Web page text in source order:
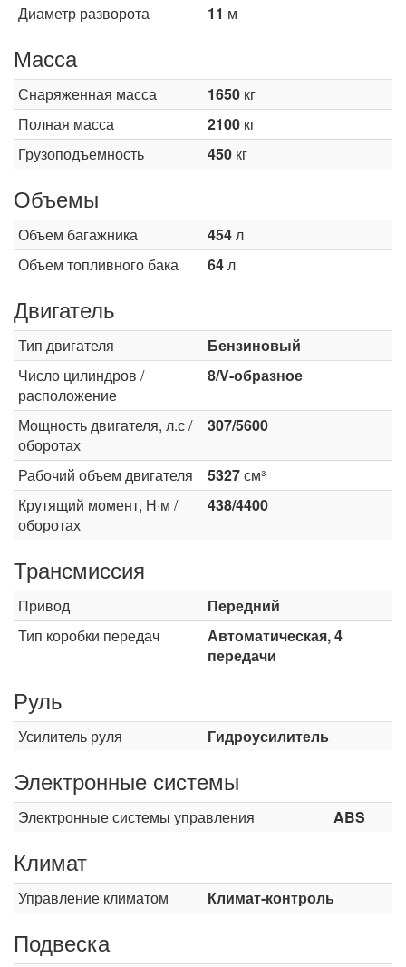
Диаметр разворота
11 м
Масса
Снаряженная масса 1650 кг
Полная масса
2100 кг
Грузоподъемность
450 кг
Объемы
Объем багажника 454л
Объем топливного бака
64л
Двигатель
Тип двигателя
Бензиновый
Число цилиндров /
расположение
8/V-образное
Мощность двигателя, л.с /
оборотах
307/5600
Рабочий объем двигателя 5327см³
Крутящий момент, Н·м /
оборотах
438/4400
Трансмиссия
Привод
Передний
Тип коробки передач
Автоматическая, 4
передачи
Руль
Усилитель руля Гидроусилитель
Электронные системы
Электронные системы управления ABS
Климат
Управление климатом Климат-контроль
Подвеска